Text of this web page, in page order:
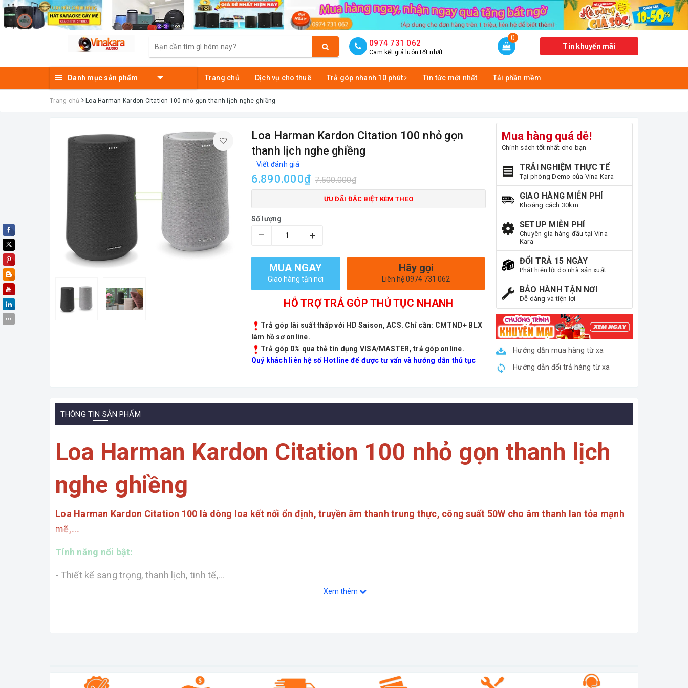
0974 731 062
Cam kết giá luôn tốt nhất
0
Tin khuyến mãi
Danh mục sản phẩm Trang chủ Dịch vụ cho thuê Trả góp nhanh 10 phút Tin tức mới nhất Tải phần mềm
Trang chủ Loa Harman Kardon Citation 100 nhỏ gọn thanh lịch nghe ghiềng
Loa Harman Kardon Citation 100 nhỏ gọn
thanh lịch nghe ghiềng
Viết đánh giá
6.890.000₫ 7.500.000₫
ƯU ĐÃI ĐẶC BIỆT KÈM THEO
Số lượng
– +
MUA NGAY
Giao hàng tận nơi
Hãy gọi
Liên hệ 0974 731 062
HỖ TRỢ TRẢ GÓP THỦ TỤC NHANH
Trả góp lãi suất thấp với HD Saison, ACS. Chỉ cần: CMTND+ BLX
làm hồ sơ online.
Trả góp 0% qua thẻ tín dụng VISA/MASTER, trả góp online.
Quý khách liên hệ số Hotline để được tư vấn và hướng dẫn thủ tục
Mua hàng quá dễ!
Chính sách tốt nhất cho bạn
TRẢI NGHIỆM THỰC TẾ
Tại phòng Demo của Vina Kara
GIAO HÀNG MIỄN PHÍ
Khoảng cách 30km
SETUP MIỄN PHÍ
Chuyên gia hàng đầu tại Vina
Kara
ĐỔI TRẢ 15 NGÀY
Phát hiện lỗi do nhà sản xuất
BẢO HÀNH TẬN NƠI
Dễ dàng và tiện lợi
Hướng dẫn mua hàng từ xa
Hướng dẫn đổi trả hàng từ xa
THÔNG TIN SẢN PHẨM
Loa Harman Kardon Citation 100 nhỏ gọn thanh lịch
nghe ghiềng
Loa Harman Kardon Citation 100 là dòng loa kết nối ổn định, truyền âm thanh trung thực, công suất 50W cho âm thanh lan tỏa mạnh
mẽ,...
Tính năng nổi bật:
- Thiết kế sang trọng, thanh lịch, tinh tế,...
Xem thêm